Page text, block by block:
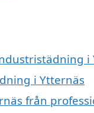
i Ytternäs
från